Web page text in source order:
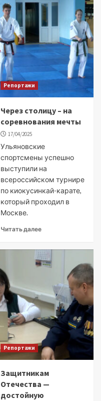
Репортажи
Через столицу – на
соревнования мечты
17/04/2025
Ульяновские
спортсмены успешно
выступили на
всероссийском турнире
по киокусинкай-карате,
который проходил в
Москве.
Читать далее
Репортажи
Защитникам
Отечества —
достойную